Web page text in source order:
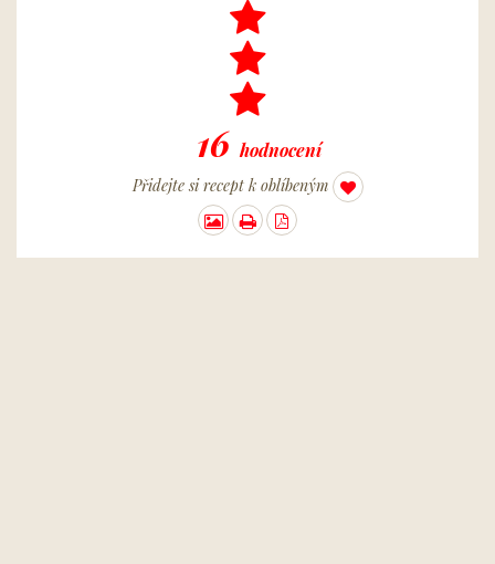
16 hodnocení
Přidejte si recept k oblíbeným